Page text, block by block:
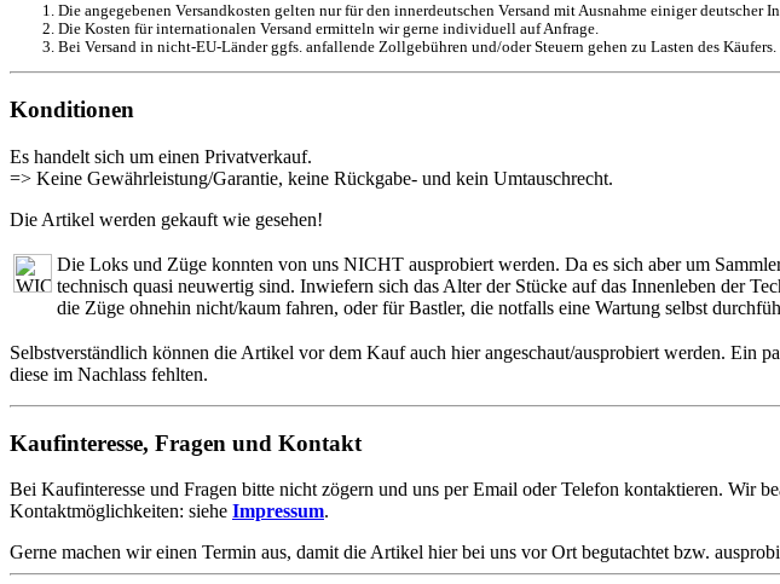
Die angegebenen Versandkosten gelten nur für den innerdeutschen Versand mit Ausnahme einiger
Die Kosten für internationalen Versand ermitteln wir gerne individuell auf Anfrage.
Bei Versand in nicht-EU-Länder ggfs. anfallende Zollgebühren und/oder Steuern gehen zu Lasten des Käufers.
Konditionen
Es handelt sich um einen Privatverkauf.
=> Keine Gewährleistung/Garantie, keine Rückgabe- und kein Umtauschrecht.
Die Artikel werden gekauft wie gesehen!
Die Loks und Züge konnten von uns NICHT ausprobiert werden. Da es sich aber um
technisch quasi neuwertig sind. Inwiefern sich das Alter der Stücke auf das Innenleben der
die Züge ohnehin nicht/kaum fahren, oder für Bastler, die notfalls eine Wartung selbst
Selbstverständlich können die Artikel vor dem Kauf auch hier angeschaut/ausprobiert werden. Ein
diese im Nachlass fehlten.
Kaufinteresse, Fragen und Kontakt
Bei Kaufinteresse und Fragen bitte nicht zögern und uns per Email oder Telefon kontaktieren. Wir
Kontaktmöglichkeiten: siehe Impressum.
Gerne machen wir einen Termin aus, damit die Artikel hier bei uns vor Ort begutachtet bzw.